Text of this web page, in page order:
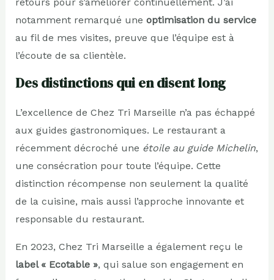
notamment remarqué une optimisation du service
au fil de mes visites, preuve que l’équipe est à
l’écoute de sa clientèle.
Des distinctions qui en disent long
L’excellence de Chez Tri Marseille n’a pas échappé
aux guides gastronomiques. Le restaurant a
récemment décroché une étoile au guide Michelin,
une consécration pour toute l’équipe. Cette
distinction récompense non seulement la qualité
de la cuisine, mais aussi l’approche innovante et
responsable du restaurant.
En 2023, Chez Tri Marseille a également reçu le
label « Ecotable », qui salue son engagement en